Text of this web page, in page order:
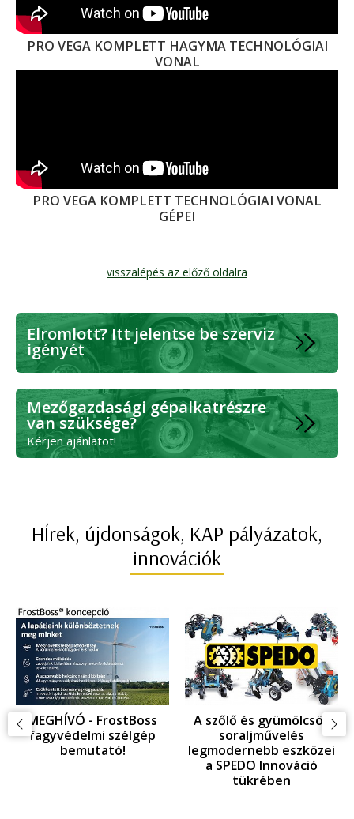
PRO VEGA KOMPLETT HAGYMA TECHNOLÓGIAI
VONAL
PRO VEGA KOMPLETT TECHNOLÓGIAI VONAL
GÉPEI
visszalépés az előző oldalra
Elromlott? Itt jelentse be szerviz
igényét
Mezőgazdasági gépalkatrészre
van szüksége?
Kérjen ajánlatot!
HÍrek, újdonságok, KAP pályázatok,
innovációk
MEGHÍVÓ - FrostBoss
fagyvédelmi szélgép
bemutató!
A szőlő és gyümölcsös
soraljművelés
legmodernebb eszközei
a SPEDO Innováció
tükrében